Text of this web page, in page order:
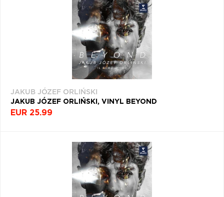
JAKUB JÓZEF ORLIŃSKI
JAKUB JÓZEF ORLIŃSKI, VINYL BEYOND
EUR 25.99